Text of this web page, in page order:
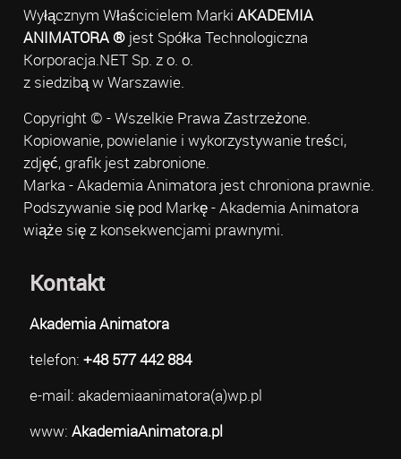
Wyłącznym Właścicielem Marki AKADEMIA
ANIMATORA ®jest Spółka Technologiczna
Korporacja.NET Sp. z o. o.
z siedzibą w Warszawie.
Copyright © - Wszelkie Prawa Zastrzeżone.
Kopiowanie, powielanie i wykorzystywanie treści,
zdjęć, grafik jest zabronione.
Marka - Akademia Animatora jest chroniona prawnie.
Podszywanie się pod Markę - Akademia Animatora
wiąże się z konsekwencjami prawnymi.
Kontakt
Akademia Animatora
telefon: +48 577 442 884
e-mail: akademiaanimatora(a)wp.pl
www: AkademiaAnimatora.pl